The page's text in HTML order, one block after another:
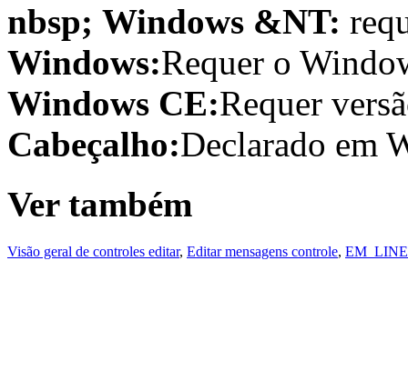
nbsp; Windows &NT:
Windows:Requer o
Windows CE:Requer
Cabeçalho:Declarado em
Ver também
Visão geral de controles editar, Editar mensagens controle,